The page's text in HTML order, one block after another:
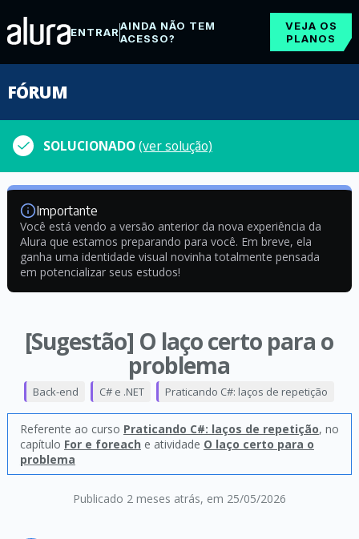
ENTRARAINDA NÃO TEM
ACESSO?
VEJA OS
PLANOS
FÓRUM
SOLUCIONADO(ver solução)
Importante
Você está vendo a versão anterior da nova experiência da
Alura que estamos preparando para você. Em breve, ela
ganha uma identidade visual novinha totalmente pensada
em potencializar seus estudos!
[Sugestão] O laço certo para o
problema
Publicado 2 meses atrás, em 25/05/2026
Back-end C# e .NET Praticando C#: laços de repetição
Referente ao curso Praticando C#: laços de repetição, no
capítulo For e foreach e atividade O laço certo para o
problema